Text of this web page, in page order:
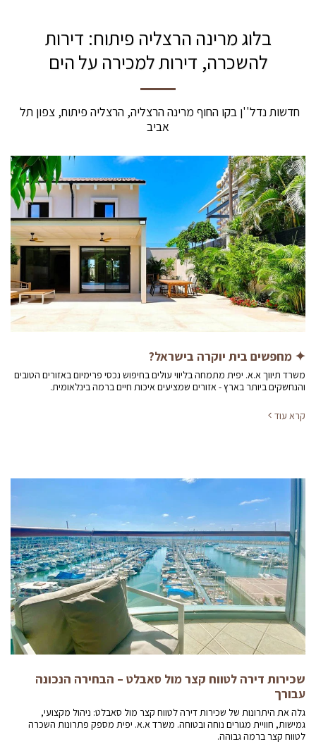
בלוג מרינה הרצליה פיתוח: דירות
להשכרה, דירות למכירה על הים
חדשות נדל''ן בקו החוף מרינה הרצליה, הרצליה פיתוח, צפון תל
אביב
✦ מחפשים בית יוקרה בישראל?
משרד תיווך א.א. יפית מתמחה בליווי עולים בחיפוש נכסי פרימיום באזורים הטובים
והנחשקים ביותר בארץ - אזורים שמציעים איכות חיים ברמה בינלאומית.
קרא עוד
שכירות דירה לטווח קצר מול סאבלט – הבחירה הנכונה
עבורך
גלה את היתרונות של שכירות דירה לטווח קצר מול סאבלט: ניהול מקצועי,
גמישות, חוויית מגורים נוחה ובטוחה. משרד א.א. יפית מספק פתרונות השכרה
לטווח קצר ברמה גבוהה.